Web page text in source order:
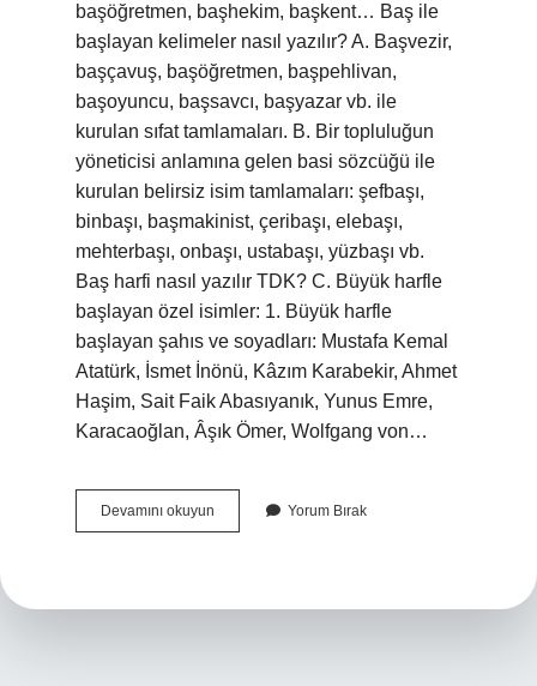
başöğretmen, başhekim, başkent… Baş ile
başlayan kelimeler nasıl yazılır? A. Başvezir,
başçavuş, başöğretmen, başpehlivan,
başoyuncu, başsavcı, başyazar vb. ile
kurulan sıfat tamlamaları. B. Bir topluluğun
yöneticisi anlamına gelen basi sözcüğü ile
kurulan belirsiz isim tamlamaları: şefbaşı,
binbaşı, başmakinist, çeribaşı, elebaşı,
mehterbaşı, onbaşı, ustabaşı, yüzbaşı vb.
Baş harfi nasıl yazılır TDK? C. Büyük harfle
başlayan özel isimler: 1. Büyük harfle
başlayan şahıs ve soyadları: Mustafa Kemal
Atatürk, İsmet İnönü, Kâzım Karabekir, Ahmet
Haşim, Sait Faik Abasıyanık, Yunus Emre,
Karacaoğlan, Âşık Ömer, Wolfgang von…
Devamını okuyun
Kelimesi
Yorum Bırak